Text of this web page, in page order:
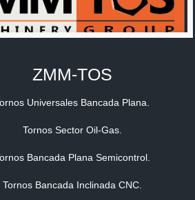
ZMM-TOS
Universales Bancada Plana.
Tornos Sector Oil-Gas.
Bancada Plana Semicontrol.
Tornos Bancada Inclinada CNC.